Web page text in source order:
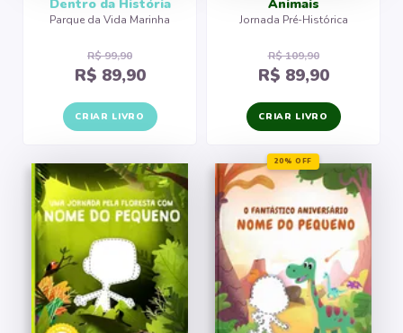
Monstros S.A. - Uma Visita a Monstros S.A.
Dentro da História
Parque da Vida Marinha
R$ 99,90
R$ 89,90
CRIAR LIVRO
Animais
Jornada Pré-Histórica
R$ 109,90
R$ 89,90
CRIAR LIVRO
20% OFF